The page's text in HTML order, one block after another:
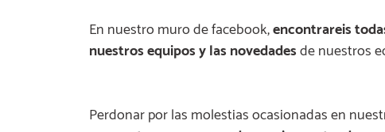
En nuestro muro de facebook,encontrareis
nuestros equipos y las novedadesde nuestros
Perdonar por las molestias ocasionadas en